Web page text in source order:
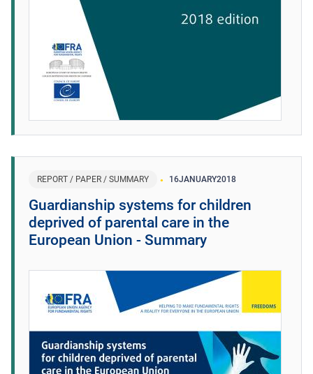
REPORT / PAPER / SUMMARY 16JANUARY2018
Guardianship systems for children
deprived of parental care in the
European Union - Summary